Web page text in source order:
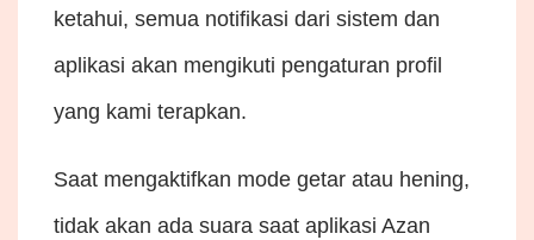
ketahui, semua notifikasi dari sistem dan
aplikasi akan mengikuti pengaturan profil
yang kami terapkan.
Saat mengaktifkan mode getar atau hening,
tidak akan ada suara saat aplikasi Azan